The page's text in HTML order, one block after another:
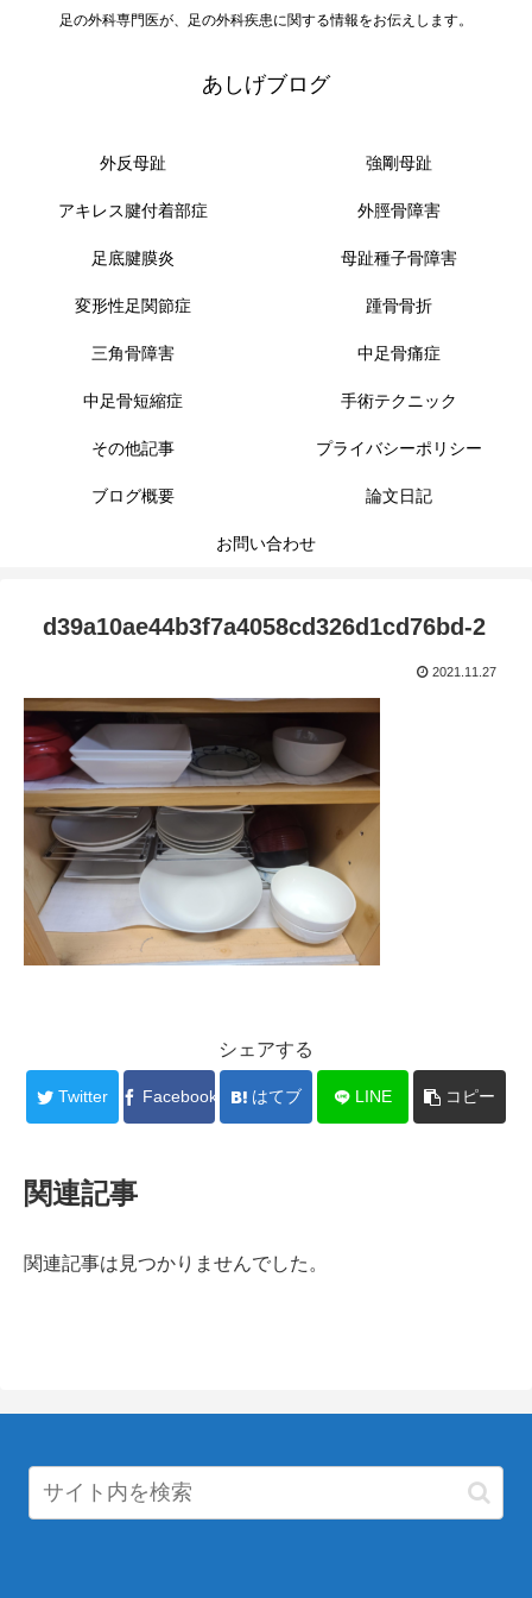
足の外科専門医が、足の外科疾患に関する情報をお伝えします。
あしげブログ
外反母趾 強剛母趾
アキレス腱付着部症 外脛骨障害
足底腱膜炎 母趾種子骨障害
変形性足関節症 踵骨骨折
三角骨障害 中足骨痛症
中足骨短縮症 手術テクニック
その他記事 プライバシーポリシー
ブログ概要 論文日記
お問い合わせ
d39a10ae44b3f7a4058cd326d1cd76bd-2
2021.11.27
シェアする
Twitter Facebook はてブ LINE コピー
関連記事
関連記事は見つかりませんでした。